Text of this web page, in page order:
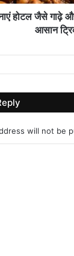
होटल जैसे गाढ़े
आसान
will not be